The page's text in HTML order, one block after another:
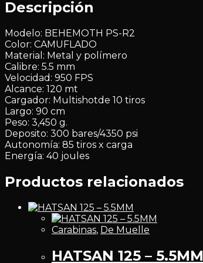
Descripción
Modelo: BEHEMOTH PS-R2
Color: CAMUFLADO
Material: Metal y polímero
Calibre: 5.5 mm
Velocidad: 950 FPS
Alcance: 120 mt
Cargador: Multishotde 10 tiros
Largo: 90 cm
Peso: 3,450 g.
Deposito: 300 bares/4350 psi
Autonomía: 85 tiros x carga
Energía: 40 joules
Productos relacionados
Carabinas, De Muelle
HATSAN 125 – 5.5MM